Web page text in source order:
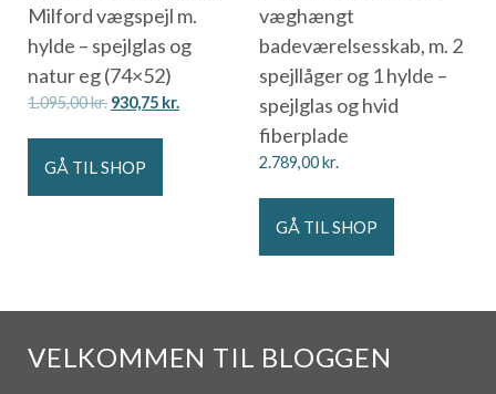
Milford vægspejl m.
hylde – spejlglas og
natur eg (74×52)
1.095,00kr. 930,75 kr.
GÅ TIL SHOP
væghængt
badeværelsesskab, m. 2
spejllåger og 1 hylde –
spejlglas og hvid
fiberplade
2.789,00kr.
GÅ TIL SHOP
VELKOMMEN TIL BLOGGEN